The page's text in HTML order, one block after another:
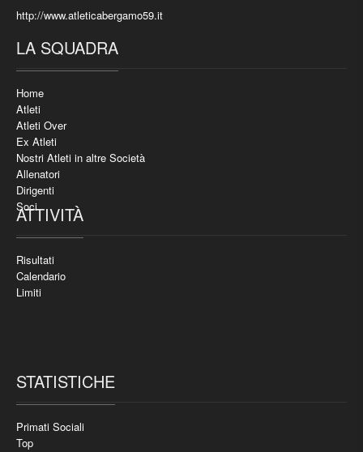
http://www.atleticabergamo59.it
LA SQUADRA
Home
Atleti
Atleti Over
Ex Atleti
Nostri Atleti in altre Società
Allenatori
Dirigenti
Soci
ATTIVITÀ
Risultati
Calendario
Limiti
STATISTICHE
Primati Sociali
Top